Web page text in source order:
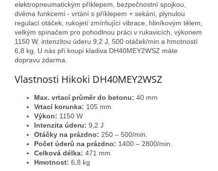
elektropneumatickým příklepem, bezpečnostní spojkou,
dvěma funkcemi - vrtání s příklepem + sekání, plynulou
regulací otáček, rukojetí zmírňující vibrace, hliníkovým tělem,
velkým spínačem pro pohodlnou práci v rukavicích, výkonem
1150 W, intenzitou úderu 9,2 J, 500 otáček/min a hmotností
6,8 kg. U nás při koupi kladiva DH40MEY2WSZ máte
dopravu zdarma.
Vlastnosti Hikoki DH40MEY2WSZ
Max. vrtací průměr do betonu: 40 mm
Vrtací korunka: 105 mm
Výkon: 1150 W
Intenzita úderu: 9,2 J
Otáčky na prázdno: 250 – 500/min.
Počet úderů na prázdno: 1400 – 2800/min.
Celková délka: 471 mm
Hmotnost: 6,8 kg